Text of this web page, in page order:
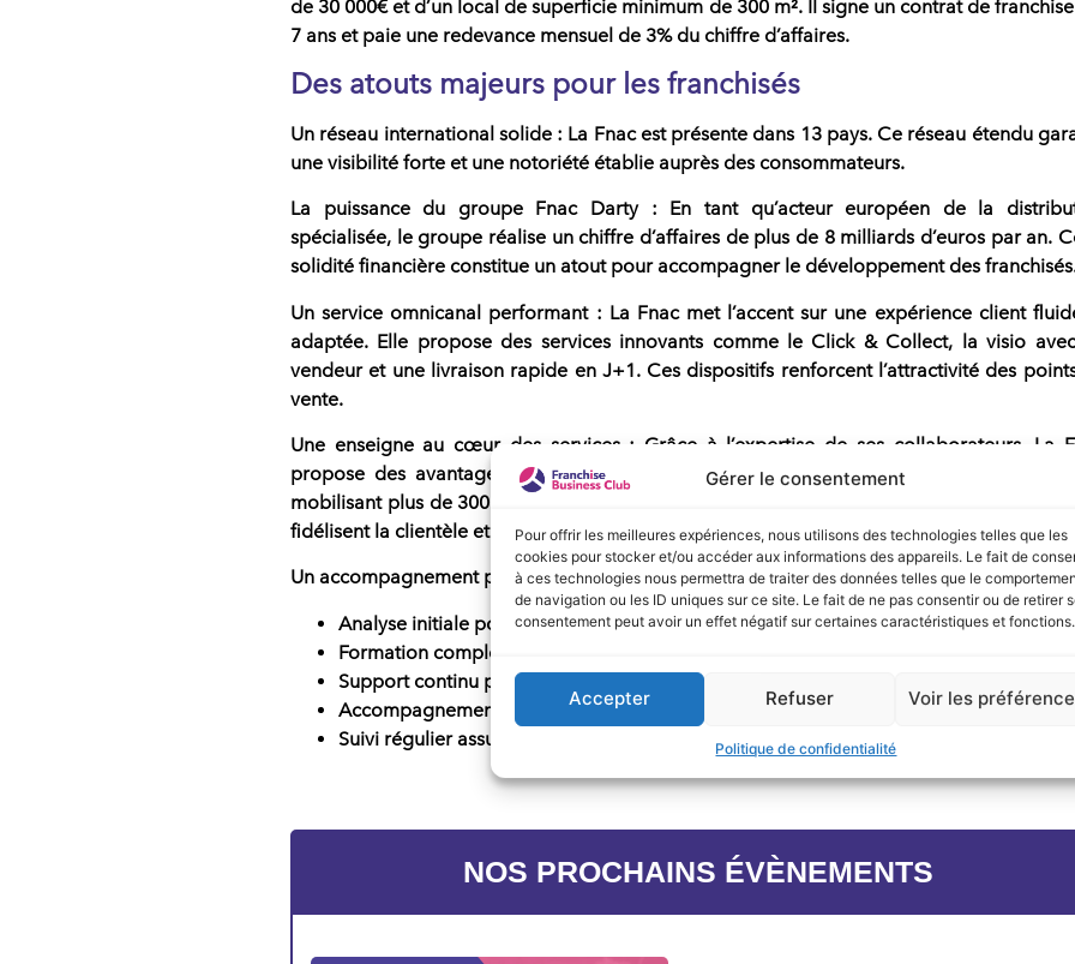
Gérer le consentement
Pour offrir les meilleures expériences, nous utilisons des technologies telles que les
cookies pour stocker et/ou accéder aux informations des appareils. Le fait de
à ces technologies nous permettra de traiter des données telles que le
de navigation ou les ID uniques sur ce site. Le fait de ne pas consentir ou de retirer
consentement peut avoir un effet négatif sur certaines caractéristiques et fonctions.
Accepter Refuser Voir les
Politique de confidentialité
de 30 000€et d’un local de superficie minimum de 300 m². Il signe un contrat de franchise
7 ans et paie une redevance mensuel de 3% du chiffre d’affaires.
Des atouts majeurs pour les franchisés
Un réseau international solide: La Fnac est présente dans 13 pays. Ce réseau étendu
une visibilité forte et une notoriété établie auprès des consommateurs.
La puissance du groupe Fnac Darty: En tant qu’acteur européen de la
spécialisée, le groupe réalise un chiffre d’affaires de plus de 8 milliards d’euros par an.
solidité financière constitue un atout pour accompagner le développement des
Un service omnicanal performant : La Fnac met l’accent sur une expérience client
adaptée. Elle propose des services innovants comme le Click & Collect, la visio
vendeur et une livraison rapide en J+1. Ces dispositifs renforcent l’attractivité des
vente.
Une enseigne au cœur des services: Grâce à l’expertise de ses collaborateurs, La
propose des avantages comme le programme de fidélité Fnac+, un service après-
mobilisant plus de 3000 experts, et des tests produits réalisés par le Labo Fnac. Ces
fidélisent la clientèle et valorisent les magasins.
Un accompagnement personnalisé:
Analyse initiale pour évaluer la faisabilité de votre projet
Formation complète sur les métiers, produits, services et outils de la Fnac
Support continu pour le déploiement opérationnel et fonctionnel de votre magasin
Accompagnement personnalisé avant l’ouverture
Suivi régulier assuré par des équipes d’experts
NOS PROCHAINS ÉVÈNEMENTS